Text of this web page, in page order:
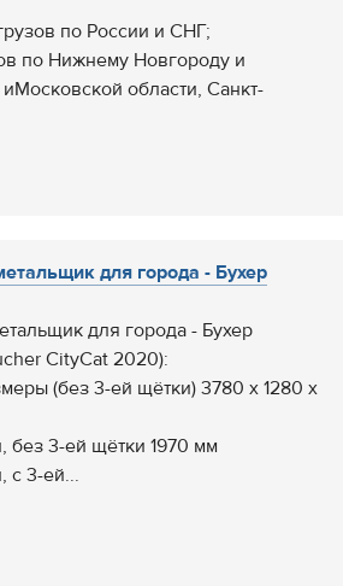
по России и СНГ;
по Нижнему Новгороду и
области, Санкт-
для города - Бухер
для города - Бухер
CityCat 2020):
(без 3-ей щётки) 3780 x 1280 x
без 3-ей щётки 1970 мм
с 3-ей...